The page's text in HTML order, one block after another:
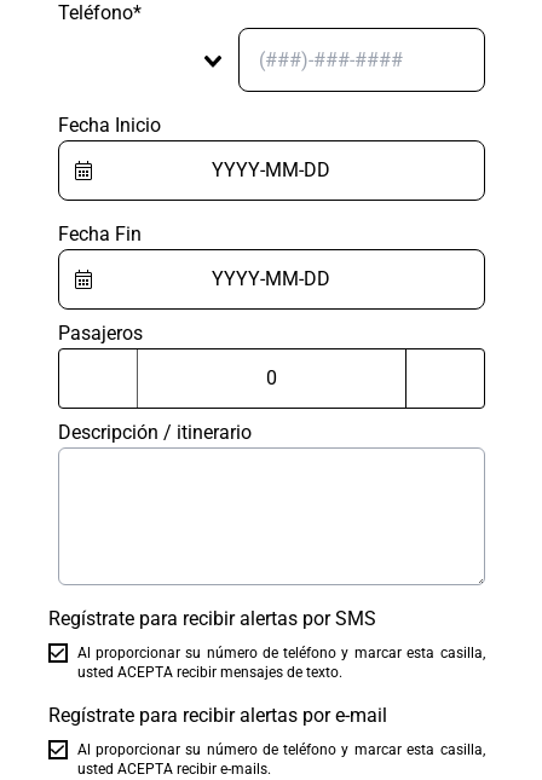
Teléfono*
Fecha Inicio
Fecha Fin
Pasajeros
Descripción / itinerario
Regístrate para recibir alertas por SMS
Al proporcionar su número de teléfono y marcar esta casilla,
usted ACEPTA recibir mensajes de texto.
Regístrate para recibir alertas por e-mail
Al proporcionar su número de teléfono y marcar esta casilla,
usted ACEPTA recibir e-mails.